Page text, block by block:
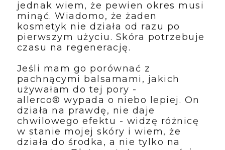
jednak wiem, że pewien okres musi
minąć. Wiadomo, że żaden
kosmetyk nie działa od razu po
pierwszym użyciu. Skóra potrzebuje
czasu na regenerację.
Jeśli mam go porównać z
pachnącymi balsamami, jakich
używałam do tej pory -
allerco® wypada o niebo lepiej. On
działa na prawdę, nie daje
chwilowego efektu - widzę różnicę
w stanie mojej skóry i wiem, że
działa do środka, a nie tylko na